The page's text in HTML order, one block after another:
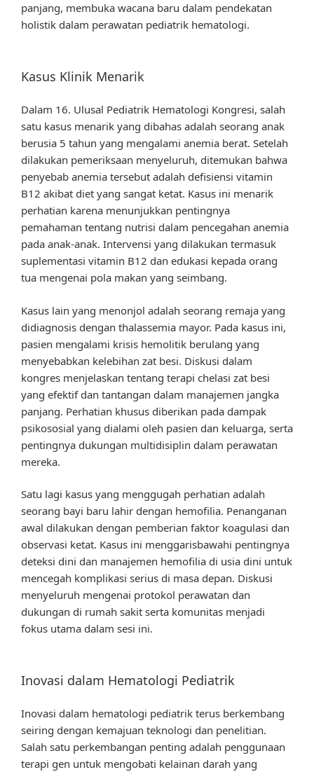
panjang, membuka wacana baru dalam pendekatan
holistik dalam perawatan pediatrik hematologi.
Kasus Klinik Menarik
Dalam 16. Ulusal Pediatrik Hematologi Kongresi, salah
satu kasus menarik yang dibahas adalah seorang anak
berusia 5 tahun yang mengalami anemia berat. Setelah
dilakukan pemeriksaan menyeluruh, ditemukan bahwa
penyebab anemia tersebut adalah defisiensi vitamin
B12 akibat diet yang sangat ketat. Kasus ini menarik
perhatian karena menunjukkan pentingnya
pemahaman tentang nutrisi dalam pencegahan anemia
pada anak-anak. Intervensi yang dilakukan termasuk
suplementasi vitamin B12 dan edukasi kepada orang
tua mengenai pola makan yang seimbang.
Kasus lain yang menonjol adalah seorang remaja yang
didiagnosis dengan thalassemia mayor. Pada kasus ini,
pasien mengalami krisis hemolitik berulang yang
menyebabkan kelebihan zat besi. Diskusi dalam
kongres menjelaskan tentang terapi chelasi zat besi
yang efektif dan tantangan dalam manajemen jangka
panjang. Perhatian khusus diberikan pada dampak
psikososial yang dialami oleh pasien dan keluarga, serta
pentingnya dukungan multidisiplin dalam perawatan
mereka.
Satu lagi kasus yang menggugah perhatian adalah
seorang bayi baru lahir dengan hemofilia. Penanganan
awal dilakukan dengan pemberian faktor koagulasi dan
observasi ketat. Kasus ini menggarisbawahi pentingnya
deteksi dini dan manajemen hemofilia di usia dini untuk
mencegah komplikasi serius di masa depan. Diskusi
menyeluruh mengenai protokol perawatan dan
dukungan di rumah sakit serta komunitas menjadi
fokus utama dalam sesi ini.
Inovasi dalam Hematologi Pediatrik
Inovasi dalam hematologi pediatrik terus berkembang
seiring dengan kemajuan teknologi dan penelitian.
Salah satu perkembangan penting adalah penggunaan
terapi gen untuk mengobati kelainan darah yang